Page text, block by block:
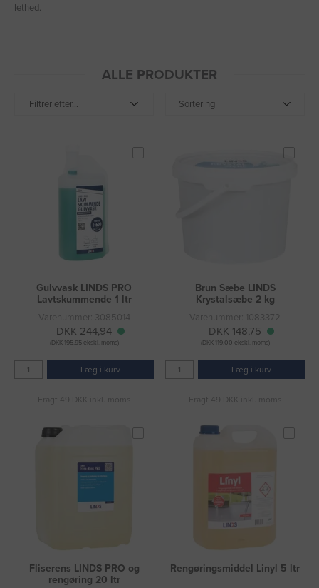
lethed.
ALLE PRODUKTER
Filtrer efter... Sortering
Gulvvask LINDS PRO
Lavtskummende 1 ltr
Varenummer: 3085014
DKK 244,94
(DKK 195,95 ekskl. moms)
Læg i kurv
Fragt 49 DKK inkl. moms
Brun Sæbe LINDS
Krystalsæbe 2 kg
Varenummer: 1083372
DKK 148,75
(DKK 119,00 ekskl. moms)
Læg i kurv
Fragt 49 DKK inkl. moms
Fliserens LINDS PRO og
rengøring 20 ltr
Rengøringsmiddel Linyl 5 ltr